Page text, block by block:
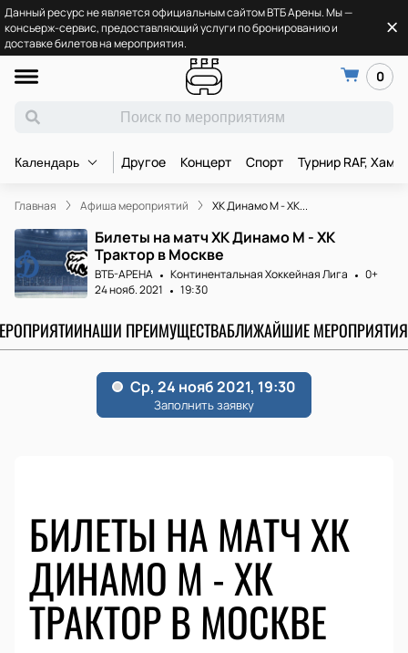
Данный ресурс не является официальным сайтом ВТБ Арены. Мы —
консьерж-сервис, предоставляющий услуги по бронированию и
доставке билетов на мероприятия.
0
Календарь Другое Концерт Спорт Турнир RAF,
Главная Афиша мероприятий ХК Динамо М - ХК...
Билеты на матч ХК Динамо М - ХК
Трактор в Москве
ВТБ-АРЕНА Континентальная Хоккейная Лига
0+
24 нояб. 2021
19:30
НАШИ ПРЕИМУЩЕСТВАБЛИЖАЙШИЕ МЕРОПРИЯТИЯ
БИЛЕТЫ НА МАТЧ ХК
ДИНАМО М - ХК
ТРАКТОР В МОСКВЕ